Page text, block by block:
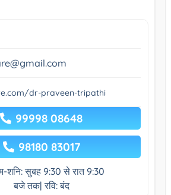
dr-praveen-tripathi
99998 08648
98180 83017
शनि: सुबह 9:30 से रात 9:30
बजे तक| रवि: बंद